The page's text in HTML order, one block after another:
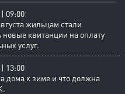
| 09:00
жильцам стали
новые квитанции на оплату
услуг.
| 13:00
дома к зиме и что должна